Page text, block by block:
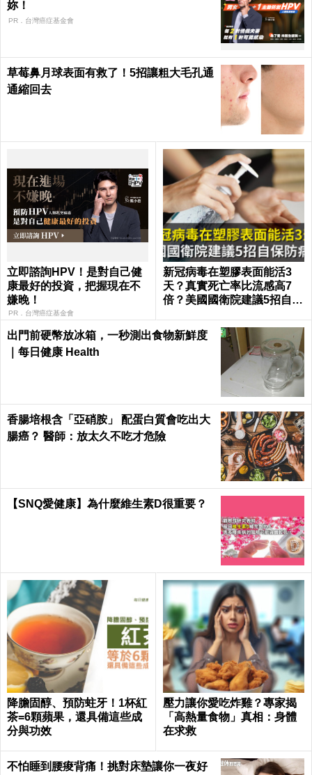
妳！
PR．台灣癌症基金會
草莓鼻月球表面有救了！5招讓粗大毛孔通
通縮回去
立即諮詢HPV！是對自己健
康最好的投資，把握現在不
嫌晚！
PR．台灣癌症基金會
新冠病毒在塑膠表面能活3
天？真實死亡率比流感高7
倍？美國國衛院建議5招自保
出門前硬幣放冰箱，一秒測出食物新鮮度
｜每日健康 Health
香腸培根含「亞硝胺」 配蛋白質會吃出大
腸癌？ 醫師：放太久不吃才危險
【SNQ愛健康】為什麼維生素D很重要？
降膽固醇、預防蛀牙！1杯紅
茶=6顆蘋果，還具備這些成
分與功效
壓力讓你愛吃炸雞？專家揭
「高熱量食物」真相：身體
在求救
不怕睡到腰痠背痛！挑對床墊讓你一夜好